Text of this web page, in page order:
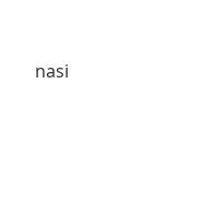
nasi